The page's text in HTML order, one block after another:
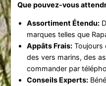
Que pouvez-vous
Assortiment Étendu:
marques telles que
Appâts Frais:Toujours
des vers marins, des
commander par
Conseils Experts: